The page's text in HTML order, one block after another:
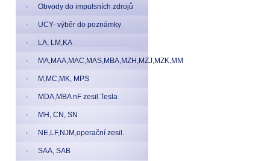
Obvody do impulsních zdrojů
UCY- výběr do poznámky
LA, LM,KA
MA,MAA,MAC,MAS,MBA,MZH,MZJ,MZK,MM
M,MC,MK, MPS
MDA,MBA nF zesil.Tesla
MH, CN, SN
NE,LF,NJM,operační zesil.
SAA, SAB